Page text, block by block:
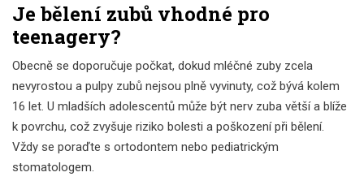
Je bělení zubů vhodné pro
teenagery?
Obecně se doporučuje počkat, dokud mléčné zuby zcela
nevyrostou a pulpy zubů nejsou plně vyvinuty, což bývá kolem
16 let. U mladších adolescentů může být nerv zuba větší a blíže
k povrchu, což zvyšuje riziko bolesti a poškození při bělení.
Vždy se poraďte s ortodontem nebo pediatrickým
stomatologem.